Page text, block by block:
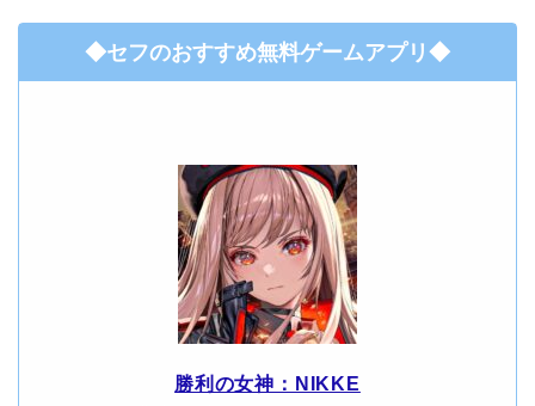
◆セフのおすすめ無料ゲームアプリ◆
勝利の女神：NIKKE